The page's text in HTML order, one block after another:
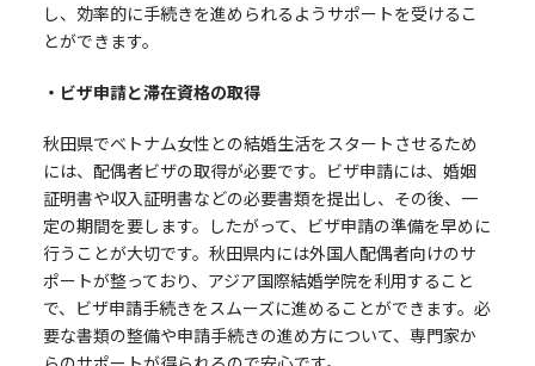
し、効率的に手続きを進められるようサポートを受けるこ
とができます。
・ビザ申請と滞在資格の取得
秋田県でベトナム女性との結婚生活をスタートさせるため
には、配偶者ビザの取得が必要です。ビザ申請には、婚姻
証明書や収入証明書などの必要書類を提出し、その後、一
定の期間を要します。したがって、ビザ申請の準備を早めに
行うことが大切です。秋田県内には外国人配偶者向けのサ
ポートが整っており、アジア国際結婚学院を利用すること
で、ビザ申請手続きをスムーズに進めることができます。必
要な書類の整備や申請手続きの進め方について、専門家か